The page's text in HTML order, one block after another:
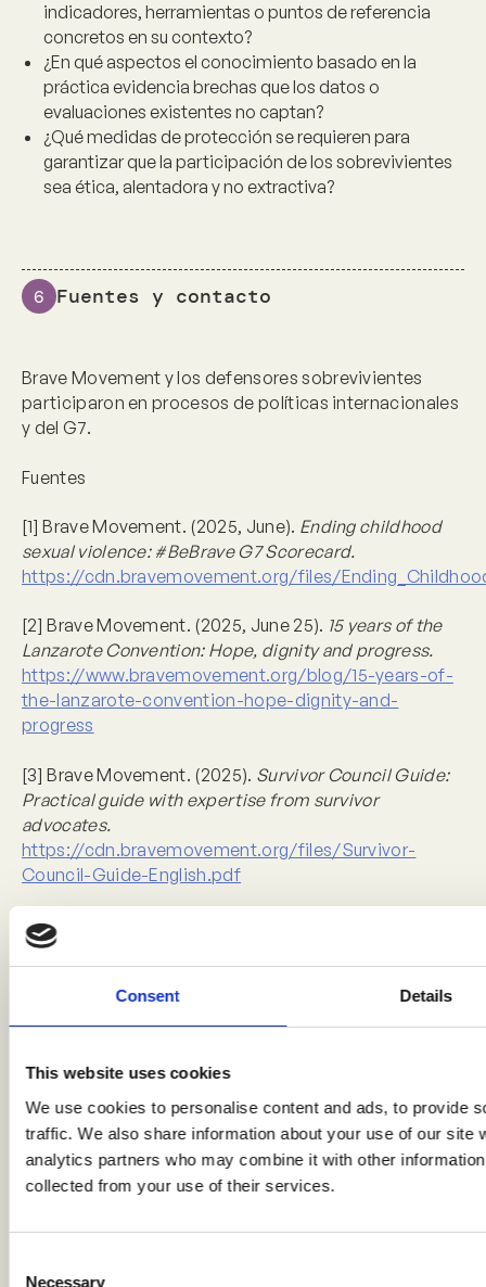
Consent Details
This website uses cookies
We use cookies to personalise content and ads, to provide
traffic. We also share information about your use of our site
analytics partners who may combine it with other
collected from your use of their services.
Necessary
indicadores, herramientas o puntos de referencia
concretos en su contexto?
¿En qué aspectos el conocimiento basado en la
práctica evidencia brechas que los datos o
evaluaciones existentes no captan?
¿Qué medidas de protección se requieren para
garantizar que la participación de los sobrevivientes
sea ética, alentadora y no extractiva?
6 Fuentes y contacto
Brave Movement y los defensores sobrevivientes
participaron en procesos de políticas internacionales
y del G7.
Fuentes
[1] Brave Movement. (2025, June). Ending childhood
sexual violence: #BeBrave G7 Scorecard.
https://cdn.bravemovement.org/files/
[2] Brave Movement. (2025, June 25). 15 years of the
Lanzarote Convention: Hope, dignity and progress.
https://www.bravemovement.org/blog/15-years-of-
the-lanzarote-convention-hope-dignity-and-
progress
[3] Brave Movement. (2025). Survivor Council Guide:
Practical guide with expertise from survivor
advocates.
https://cdn.bravemovement.org/files/Survivor-
Council-Guide-English.pdf
[4] Ligiero, D., De Angulo, B., & Gatera, G. (2024).
Prevention, healing, and justice: A survivor-centred
framework for ending violence against women and
The Lancet, 403
https://doi.org/10.1016/S0140-6736(23)02518-7
7 Etiquetas